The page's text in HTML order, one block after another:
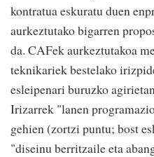
kontratua eskuratu duen
aurkeztutako bigarren
da. CAFek aurkeztutakoa
teknikariek bestelako
esleipenari buruzko
Irizarrek "lanen
gehien (zortzi puntu; bost
"diseinu berritzaile eta